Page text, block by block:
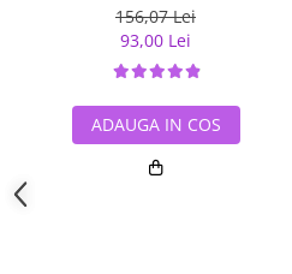
156,07 Lei
93,00 Lei
ADAUGA IN COS